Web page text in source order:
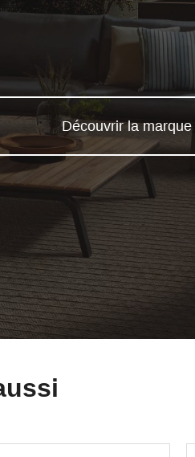
Découvrir la marque